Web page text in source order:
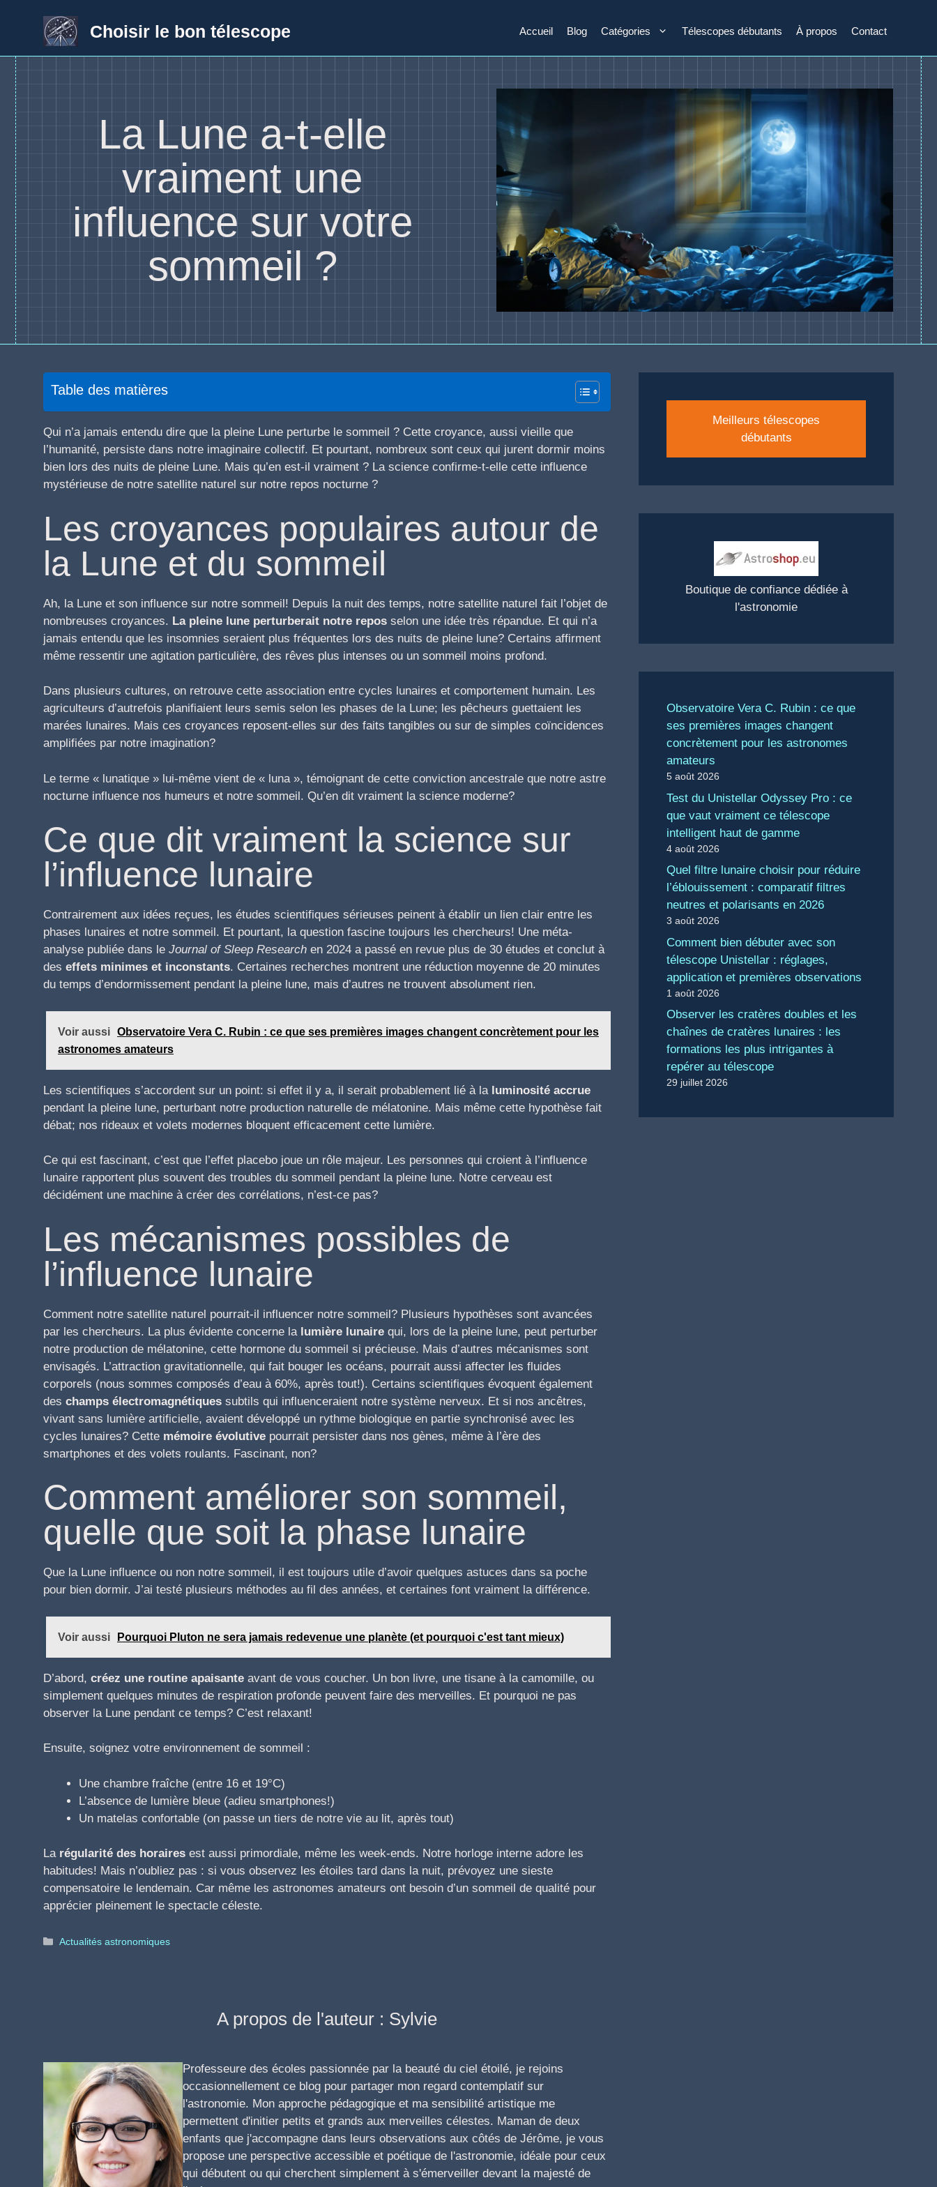
Choisir le bon télescope Accueil Blog Catégories Télescopes débutants À propos Contact
La Lune a-t-elle
vraiment une
influence sur votre
sommeil ?
Table des matières
Qui n’a jamais entendu dire que la pleine Lune perturbe le sommeil ? Cette croyance, aussi vieille que
l’humanité, persiste dans notre imaginaire collectif. Et pourtant, nombreux sont ceux qui jurent dormir moins
bien lors des nuits de pleine Lune. Mais qu’en est-il vraiment ? La science confirme-t-elle cette influence
mystérieuse de notre satellite naturel sur notre repos nocturne ?
Les croyances populaires autour de
la Lune et du sommeil
Ah, la Lune et son influence sur notre sommeil! Depuis la nuit des temps, notre satellite naturel fait l’objet de
nombreuses croyances. La pleine lune perturberait notre repos selon une idée très répandue. Et qui n’a
jamais entendu que les insomnies seraient plus fréquentes lors des nuits de pleine lune? Certains affirment
même ressentir une agitation particulière, des rêves plus intenses ou un sommeil moins profond.
Dans plusieurs cultures, on retrouve cette association entre cycles lunaires et comportement humain. Les
agriculteurs d’autrefois planifiaient leurs semis selon les phases de la Lune; les pêcheurs guettaient les
marées lunaires. Mais ces croyances reposent-elles sur des faits tangibles ou sur de simples coïncidences
amplifiées par notre imagination?
Le terme « lunatique » lui-même vient de « luna », témoignant de cette conviction ancestrale que notre astre
nocturne influence nos humeurs et notre sommeil. Qu’en dit vraiment la science moderne?
Ce que dit vraiment la science sur
l’influence lunaire
Contrairement aux idées reçues, les études scientifiques sérieuses peinent à établir un lien clair entre les
phases lunaires et notre sommeil. Et pourtant, la question fascine toujours les chercheurs! Une méta-
analyse publiée dans le Journal of Sleep Research en 2024 a passé en revue plus de 30 études et conclut à
des effets minimes et inconstants. Certaines recherches montrent une réduction moyenne de 20 minutes
du temps d’endormissement pendant la pleine lune, mais d’autres ne trouvent absolument rien.
Voir aussi Observatoire Vera C. Rubin : ce que ses premières images changent concrètement pour les
astronomes amateurs
Les scientifiques s’accordent sur un point: si effet il y a, il serait probablement lié à la luminosité accrue
pendant la pleine lune, perturbant notre production naturelle de mélatonine. Mais même cette hypothèse fait
débat; nos rideaux et volets modernes bloquent efficacement cette lumière.
Ce qui est fascinant, c’est que l’effet placebo joue un rôle majeur. Les personnes qui croient à l’influence
lunaire rapportent plus souvent des troubles du sommeil pendant la pleine lune. Notre cerveau est
décidément une machine à créer des corrélations, n’est-ce pas?
Les mécanismes possibles de
l’influence lunaire
Comment notre satellite naturel pourrait-il influencer notre sommeil? Plusieurs hypothèses sont avancées
par les chercheurs. La plus évidente concerne la lumière lunaire qui, lors de la pleine lune, peut perturber
notre production de mélatonine, cette hormone du sommeil si précieuse. Mais d’autres mécanismes sont
envisagés. L’attraction gravitationnelle, qui fait bouger les océans, pourrait aussi affecter les fluides
corporels (nous sommes composés d’eau à 60%, après tout!). Certains scientifiques évoquent également
des champs électromagnétiques subtils qui influenceraient notre système nerveux. Et si nos ancêtres,
vivant sans lumière artificielle, avaient développé un rythme biologique en partie synchronisé avec les
cycles lunaires? Cette mémoire évolutive pourrait persister dans nos gènes, même à l’ère des
smartphones et des volets roulants. Fascinant, non?
Comment améliorer son sommeil,
quelle que soit la phase lunaire
Que la Lune influence ou non notre sommeil, il est toujours utile d’avoir quelques astuces dans sa poche
pour bien dormir. J’ai testé plusieurs méthodes au fil des années, et certaines font vraiment la différence.
Voir aussi Pourquoi Pluton ne sera jamais redevenue une planète (et pourquoi c'est tant mieux)
D’abord, créez une routine apaisante avant de vous coucher. Un bon livre, une tisane à la camomille, ou
simplement quelques minutes de respiration profonde peuvent faire des merveilles. Et pourquoi ne pas
observer la Lune pendant ce temps? C’est relaxant!
Ensuite, soignez votre environnement de sommeil :
Une chambre fraîche (entre 16 et 19°C)
L’absence de lumière bleue (adieu smartphones!)
Un matelas confortable (on passe un tiers de notre vie au lit, après tout)
La régularité des horaires est aussi primordiale, même les week-ends. Notre horloge interne adore les
habitudes! Mais n’oubliez pas : si vous observez les étoiles tard dans la nuit, prévoyez une sieste
compensatoire le lendemain. Car même les astronomes amateurs ont besoin d’un sommeil de qualité pour
apprécier pleinement le spectacle céleste.
Catégories
Actualités astronomiques
A propos de l'auteur : Sylvie
Professeure des écoles passionnée par la beauté du ciel étoilé, je rejoins
occasionnellement ce blog pour partager mon regard contemplatif sur
l'astronomie. Mon approche pédagogique et ma sensibilité artistique me
permettent d'initier petits et grands aux merveilles célestes. Maman de deux
enfants que j'accompagne dans leurs observations aux côtés de Jérôme, je vous
propose une perspective accessible et poétique de l'astronomie, idéale pour ceux
qui débutent ou qui cherchent simplement à s'émerveiller devant la majesté de
Meilleurs télescopes
débutants
Boutique de confiance dédiée à
l'astronomie
Observatoire Vera C. Rubin : ce que
ses premières images changent
concrètement pour les astronomes
amateurs
5 août 2026
Test du Unistellar Odyssey Pro : ce
que vaut vraiment ce télescope
intelligent haut de gamme
4 août 2026
Quel filtre lunaire choisir pour réduire
l’éblouissement : comparatif filtres
neutres et polarisants en 2026
3 août 2026
Comment bien débuter avec son
télescope Unistellar : réglages,
application et premières observations
1 août 2026
Observer les cratères doubles et les
chaînes de cratères lunaires : les
formations les plus intrigantes à
repérer au télescope
29 juillet 2026